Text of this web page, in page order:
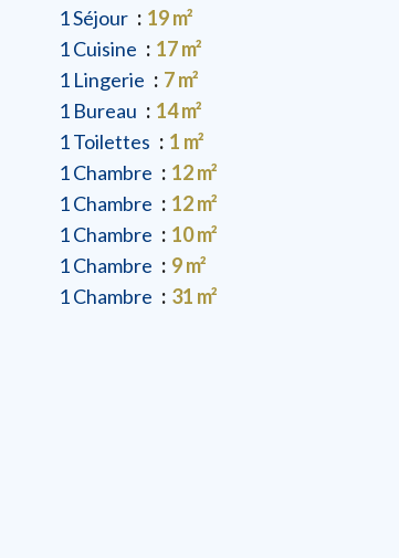
1 Séjour
19 m²
1 Cuisine
17 m²
1 Lingerie
7 m²
1 Bureau
14 m²
1 Toilettes
1 m²
1 Chambre
12 m²
1 Chambre
12 m²
1 Chambre
10 m²
1 Chambre
9 m²
1 Chambre
31 m²